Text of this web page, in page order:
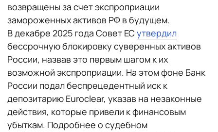
возвращены за счет экспроприации
замороженных активов РФ в будущем.
В декабре 2025 года Совет ЕС утвердил
бессрочную блокировку суверенных активов
России, назвав это первым шагом к их
возможной экспроприации. На этом фоне Банк
России подал беспрецедентный иск к
депозитарию Euroclear, указав на незаконные
действия, которые привели к финансовым
убыткам. Подробнее о судебном